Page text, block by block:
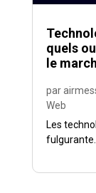
quels
le
par
Web
Les
fulgurante.